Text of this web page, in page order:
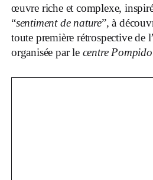
œuvre riche et complexe,
“sentiment de nature”, à
toute première rétrospective de
organisée par le centre